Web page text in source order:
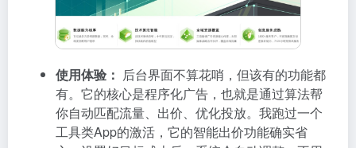
使用体验： 后台界面不算花哨，但该有的功能都
有。它的核心是程序化广告，也就是通过算法帮
你自动匹配流量、出价、优化投放。我跑过一个
工具类App的激活，它的智能出价功能确实省